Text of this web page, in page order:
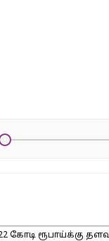
கோடி ரூபாய்க்கு